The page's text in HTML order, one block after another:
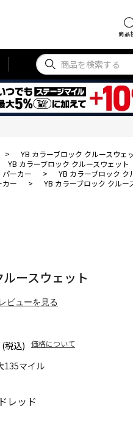
商品
>
YB カラーブロック クルースウェ
YB カラーブロック クルースウェット
パーカー >
YB カラーブロック ク
カー > YB カラーブロック クルー
135マイル
ースウェット
レビューを見る
(税込) 価格について
レッド